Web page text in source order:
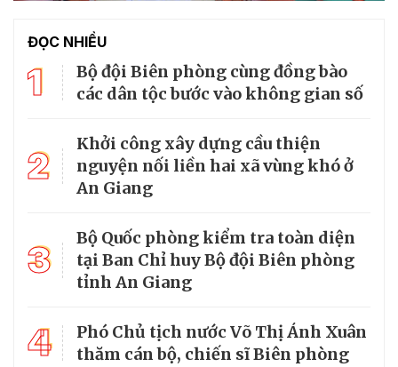
ĐỌC NHIỀU
1
Bộ đội Biên phòng cùng đồng bào
các dân tộc bước vào không gian số
2
Khởi công xây dựng cầu thiện
nguyện nối liền hai xã vùng khó ở
An Giang
3
Bộ Quốc phòng kiểm tra toàn diện
tại Ban Chỉ huy Bộ đội Biên phòng
tỉnh An Giang
4
Phó Chủ tịch nước Võ Thị Ánh Xuân
thăm cán bộ, chiến sĩ Biên phòng